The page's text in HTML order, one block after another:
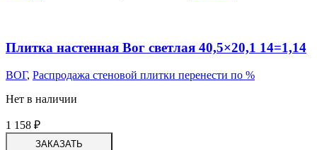
Плитка настенная Вог светлая 40,5×20,1 14=1,14
ВОГ, Распродажа стеновой плитки перенести по %
Нет в наличии
1 158 ₽
ЗАКАЗАТЬ